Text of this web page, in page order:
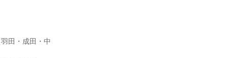
田・成田・中